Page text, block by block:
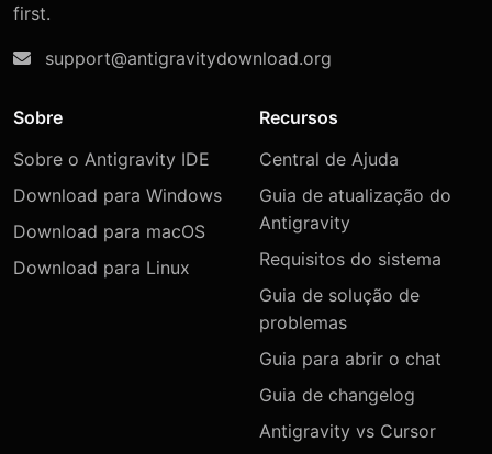
first.
support@antigravitydownload.org
Sobre
Sobre o Antigravity IDE
Download para Windows
Download para macOS
Download para Linux
Recursos
Central de Ajuda
Guia de atualização do
Antigravity
Requisitos do sistema
Guia de solução de
problemas
Guia para abrir o chat
Guia de changelog
Antigravity vs Cursor